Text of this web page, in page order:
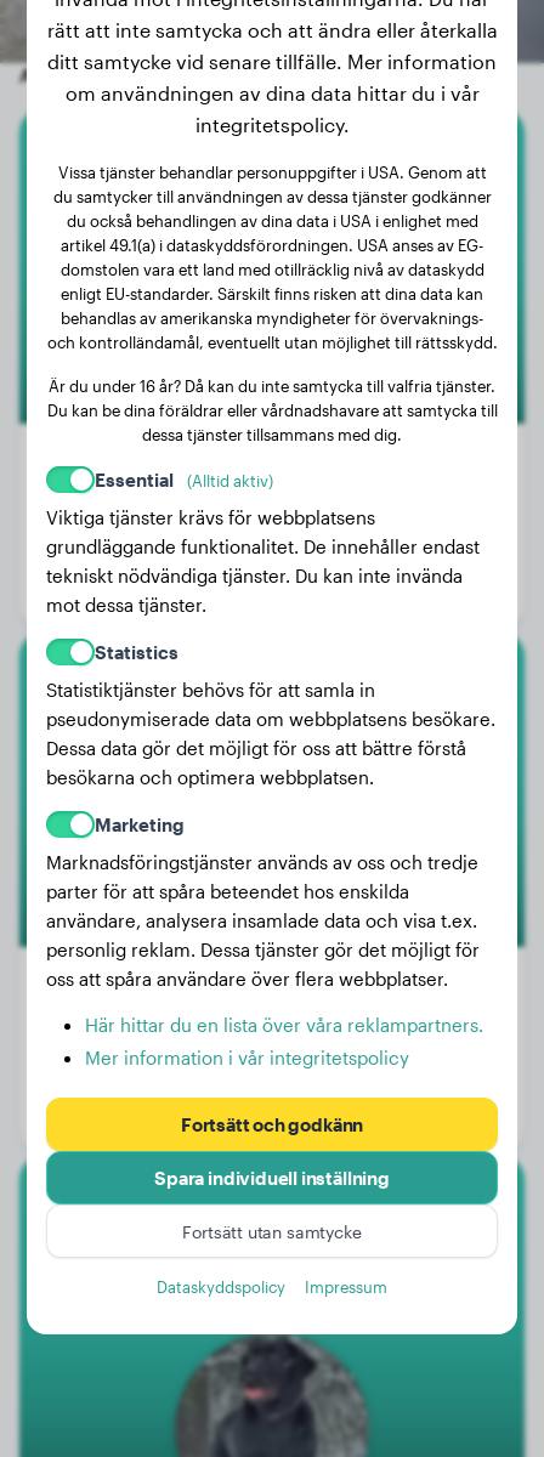
Andra slumpmässiga hundar
Amerikansk Akita
Hadès
Vikt:
Ålder:
3 år, 3 månader
Rottweiler
Loki
Labrador Retriever
Mailo
rätt att inte samtycka och att ändra eller återkalla
ditt samtycke vid senare tillfälle. Mer information
om användningen av dina data hittar du i vår
integritetspolicy.
Vissa tjänster behandlar personuppgifter i USA. Genom att
du samtycker till användningen av dessa tjänster godkänner
du också behandlingen av dina data i USA i enlighet med
artikel 49.1(a) i dataskyddsförordningen. USA anses av EG-
domstolen vara ett land med otillräcklig nivå av dataskydd
enligt EU-standarder. Särskilt finns risken att dina data kan
behandlas av amerikanska myndigheter för övervaknings-
och kontrolländamål, eventuellt utan möjlighet till rättsskydd.
Är du under 16 år? Då kan du inte samtycka till valfria tjänster.
Du kan be dina föräldrar eller vårdnadshavare att samtycka till
dessa tjänster tillsammans med dig.
Essential (Alltid aktiv)
Viktiga tjänster krävs för webbplatsens
grundläggande funktionalitet. De innehåller endast
tekniskt nödvändiga tjänster. Du kan inte invända
mot dessa tjänster.
Statistics
Statistiktjänster behövs för att samla in
pseudonymiserade data om webbplatsens besökare.
Dessa data gör det möjligt för oss att bättre förstå
besökarna och optimera webbplatsen.
Marketing
Marknadsföringstjänster används av oss och tredje
parter för att spåra beteendet hos enskilda
användare, analysera insamlade data och visa t.ex.
personlig reklam. Dessa tjänster gör det möjligt för
oss att spåra användare över flera webbplatser.
Här hittar du en lista över våra reklampartners.
Mer information i vår integritetspolicy
Fortsätt och godkänn
Spara individuell inställning
Fortsätt utan samtycke
Dataskyddspolicy Impressum